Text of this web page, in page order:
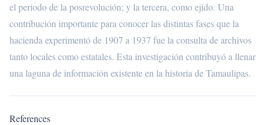
el periodo de la posrevolución; y la tercera, como ejido. Una
contribución importante para conocer las distintas fases que la
hacienda experimentó de 1907 a 1937 fue la consulta de archivos
tanto locales como estatales. Esta investigación contribuyó a llenar
una laguna de información existente en la historia de Tamaulipas.
References